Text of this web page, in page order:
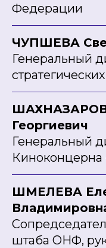
Федерации
ЧУПШЕВА
Генеральный
ШАХНАЗАРОВ
Георгиевич
Генеральный
ШМЕЛЕВА
штаба ОНФ,